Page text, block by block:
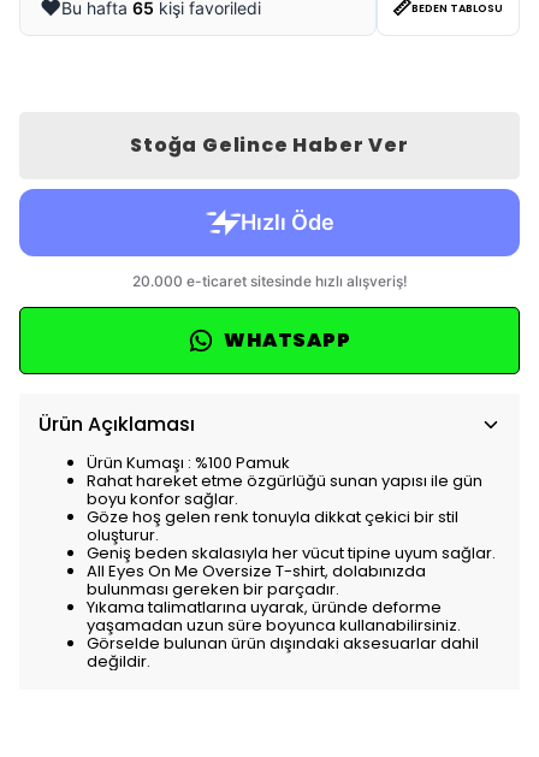
❤️Bu hafta 65 kişi favoriledi 📏BEDEN TABLOSU
Stoğa Gelince Haber Ver
WHATSAPP
Ürün Açıklaması
Ürün Kumaşı : %100 Pamuk
Rahat hareket etme özgürlüğü sunan yapısı ile gün
boyu konfor sağlar.
Göze hoş gelen renk tonuyla dikkat çekici bir stil
oluşturur.
Geniş beden skalasıyla her vücut tipine uyum sağlar.
All Eyes On Me Oversize T-shirt, dolabınızda
bulunması gereken bir parçadır.
Yıkama talimatlarına uyarak, üründe deforme
yaşamadan uzun süre boyunca kullanabilirsiniz.
Görselde bulunan ürün dışındaki aksesuarlar dahil
değildir.